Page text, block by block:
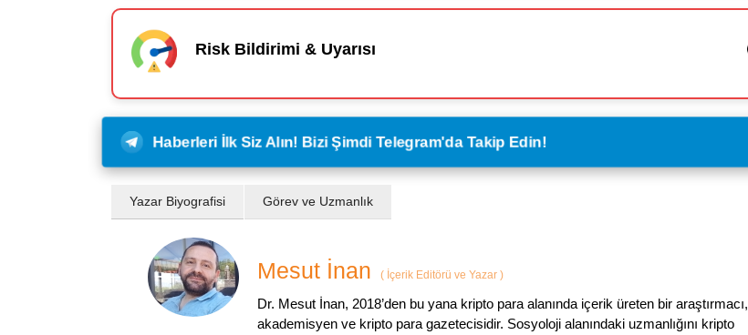
Risk Bildirimi & Uyarısı
Haberleri İlk Siz Alın! Bizi Şimdi Telegram'da Takip Edin!
Yazar Biyografisi Görev ve Uzmanlık
Mesut İnan ( İçerik Editörü ve Yazar )
Dr. Mesut İnan, 2018’den bu yana kripto para alanında içerik üreten bir araştırmacı,
akademisyen ve kripto para gazetecisidir. Sosyoloji alanındaki uzmanlığını kripto